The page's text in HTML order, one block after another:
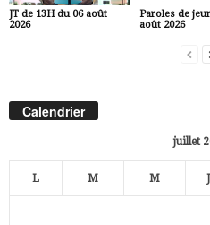
JT de 13H du 06 août
2026
Paroles de
août 2026
Calendrier
juillet
L M M J